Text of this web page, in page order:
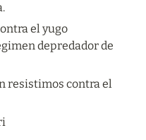
el yugo
depredador de
resistimos contra el